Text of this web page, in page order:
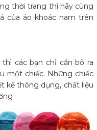
thời trang thì hãy cùng
của áo khoác nam trên
các bạn chỉ cần bỏ ra
một chiếc. Những chiếc
kế thông dụng, chất liệu